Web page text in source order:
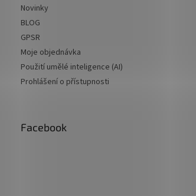
Novinky
BLOG
GPSR
Moje objednávka
Použití umělé inteligence (AI)
Prohlášení o přístupnosti
Facebook